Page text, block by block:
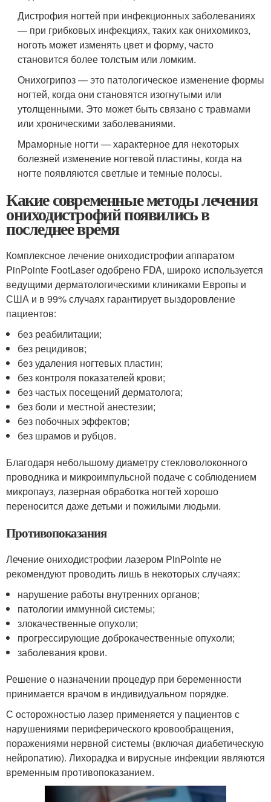
Дистрофия ногтей при инфекционных заболеваниях
— при грибковых инфекциях, таких как онихомикоз,
ноготь может изменять цвет и форму, часто
становится более толстым или ломким.
Онихогрипоз — это патологическое изменение формы
ногтей, когда они становятся изогнутыми или
утолщенными. Это может быть связано с травмами
или хроническими заболеваниями.
Мраморные ногти — характерное для некоторых
болезней изменение ногтевой пластины, когда на
ногте появляются светлые и темные полосы.
Какие современные методы лечения
ониходистрофий появились в
последнее время
Комплексное лечение ониходистрофии аппаратом
PinPointe FootLaser одобрено FDA, широко используется
ведущими дерматологическими клиниками Европы и
США и в 99% случаях гарантирует выздоровление
пациентов:
без реабилитации;
без рецидивов;
без удаления ногтевых пластин;
без контроля показателей крови;
без частых посещений дерматолога;
без боли и местной анестезии;
без побочных эффектов;
без шрамов и рубцов.
Благодаря небольшому диаметру стекловолоконного
проводника и микроимпульсной подаче с соблюдением
микропауз, лазерная обработка ногтей хорошо
переносится даже детьми и пожилыми людьми.
Противопоказания
Лечение ониходистрофии лазером PinPointe не
рекомендуют проводить лишь в некоторых случаях:
нарушение работы внутренних органов;
патологии иммунной системы;
злокачественные опухоли;
прогрессирующие доброкачественные опухоли;
заболевания крови.
Решение о назначении процедур при беременности
принимается врачом в индивидуальном порядке.
С осторожностью лазер применяется у пациентов с
нарушениями периферического кровообращения,
поражениями нервной системы (включая диабетическую
нейропатию). Лихорадка и вирусные инфекции являются
временным противопоказанием.